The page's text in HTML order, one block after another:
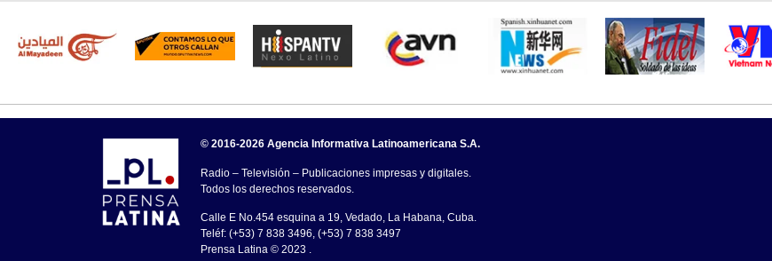
© 2016-2026 Agencia Informativa Latinoamericana S.A.
Radio – Televisión – Publicaciones impresas y digitales.
Todos los derechos reservados.
Calle E No.454 esquina a 19, Vedado, La Habana, Cuba.
Teléf: (+53) 7 838 3496, (+53) 7 838 3497
Prensa Latina © 2023 .